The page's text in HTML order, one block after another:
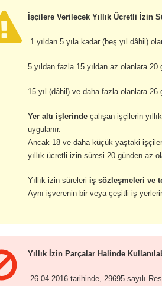
İşçilere Verilecek Yıllık Ücretli İzin
1 yıldan 5 yıla kadar (beş yıl dâhil)
5 yıldan fazla 15 yıldan az olanlara 20
15 yıl (dâhil) ve daha fazla olanlara 26
Yer altı işlerinde çalışan işçilerin
uygulanır.
Ancak 18 ve daha küçük yaştaki
yıllık ücretli izin süresi 20 günden az
Yıllık izin süreleri iş sözleşmeleri ve
Aynı işverenin bir veya çeşitli iş
Yıllık İzin Parçalar Halinde
26.04.2016 tarihinde, 29695 sayılı